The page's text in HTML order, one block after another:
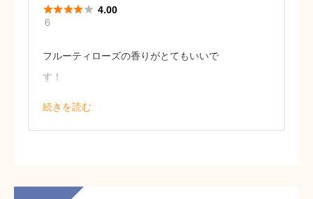
フルーティローズの香りがとてもいいで
す！
続きを読む
６
 4.00